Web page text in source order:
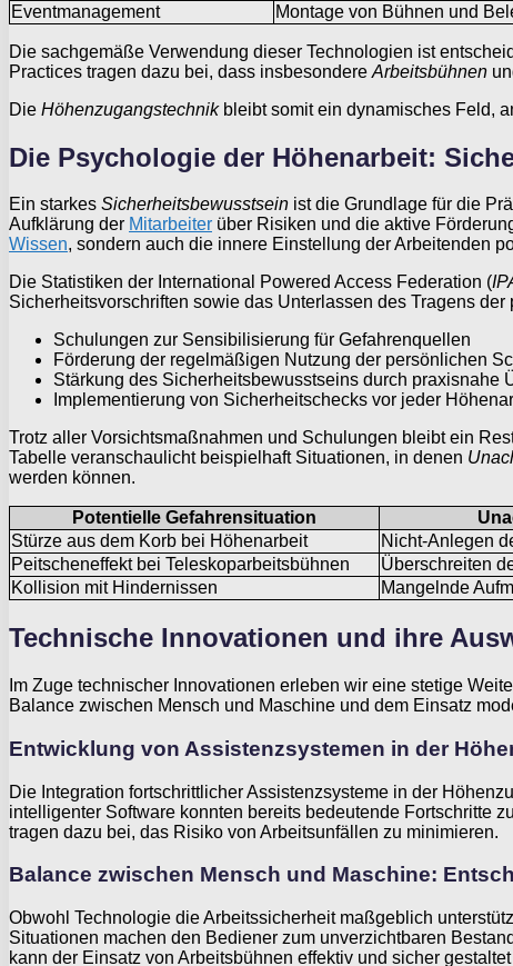
Eventmanagement
Montage von Bühnen und
Die sachgemäße Verwendung dieser Technologien ist
Practices tragen dazu bei, dass insbesondere Arbeitsbühnen
Die Höhenzugangstechnikbleibt somit ein dynamisches Feld,
Die Psychologie der Höhenarbeit:
Ein starkes Sicherheitsbewusstsein ist die Grundlage für die
Aufklärung der Mitarbeiter über Risiken und die aktive
Wissen, sondern auch die innere Einstellung der Arbeitenden
Die Statistiken der International Powered Access Federation (
Sicherheitsvorschriften sowie das Unterlassen des Tragens
Schulungen zur Sensibilisierung für Gefahrenquellen
Förderung der regelmäßigen Nutzung der persönlichen
Stärkung des Sicherheitsbewusstseins durch praxisnahe
Implementierung von Sicherheitschecks vor jeder
Trotz aller Vorsichtsmaßnahmen und Schulungen bleibt ein
Tabelle veranschaulicht beispielhaft Situationen, in denen
werden können.
Potentielle Gefahrensituation
Stürze aus dem Korb bei Höhenarbeit
Nicht-Anlegen
Peitscheneffekt bei Teleskoparbeitsbühnen
Überschreiten
Kollision mit Hindernissen
Mangelnde
Technische Innovationen und ihre
Im Zuge technischer Innovationen erleben wir eine stetige
Balance zwischen Mensch und Maschine und dem Einsatz
Entwicklung von Assistenzsystemen in der
Die Integration fortschrittlicher Assistenzsysteme in der
intelligenter Software konnten bereits bedeutende Fortschritte
tragen dazu bei, das Risiko von Arbeitsunfällen zu minimieren.
Balance zwischen Mensch und Maschine:
Obwohl Technologie die Arbeitssicherheit maßgeblich
Situationen machen den Bediener zum unverzichtbaren
kann der Einsatz von Arbeitsbühnen effektiv und sicher